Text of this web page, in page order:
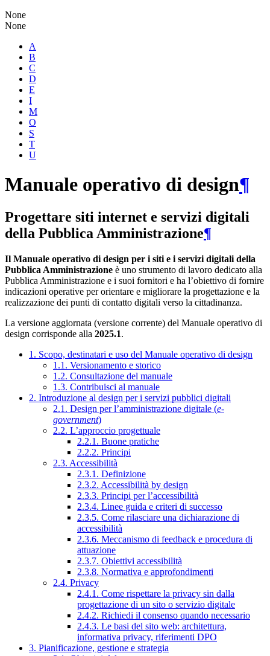
None
None
A
B
C
D
E
I
M
O
S
T
U
Manuale operativo di design¶
Progettare siti internet e servizi digitali
della Pubblica Amministrazione¶
Il Manuale operativo di design per i siti e i servizi digitali della
Pubblica Amministrazione è uno strumento di lavoro dedicato alla
Pubblica Amministrazione e i suoi fornitori e ha l’obiettivo di fornire
indicazioni operative per orientare e migliorare la progettazione e la
realizzazione dei punti di contatto digitali verso la cittadinanza.
La versione aggiornata (versione corrente) del Manuale operativo di
design corrisponde alla 2025.1.
1. Scopo, destinatari e uso del Manuale operativo di design
1.1. Versionamento e storico
1.2. Consultazione del manuale
1.3. Contribuisci al manuale
2. Introduzione al design per i servizi pubblici digitali
2.1. Design per l’amministrazione digitale (e-
government)
2.2. L’approccio progettuale
2.2.1. Buone pratiche
2.2.2. Principi
2.3. Accessibilità
2.3.1. Definizione
2.3.2. Accessibilità by design
2.3.3. Principi per l’accessibilità
2.3.4. Linee guida e criteri di successo
2.3.5. Come rilasciare una dichiarazione di
accessibilità
2.3.6. Meccanismo di feedback e procedura di
attuazione
2.3.7. Obiettivi accessibilità
2.3.8. Normativa e approfondimenti
2.4. Privacy
2.4.1. Come rispettare la privacy sin dalla
progettazione di un sito o servizio digitale
2.4.2. Richiedi il consenso quando necessario
2.4.3. Le basi del sito web: architettura,
informativa privacy, riferimenti DPO
3. Pianificazione, gestione e strategia